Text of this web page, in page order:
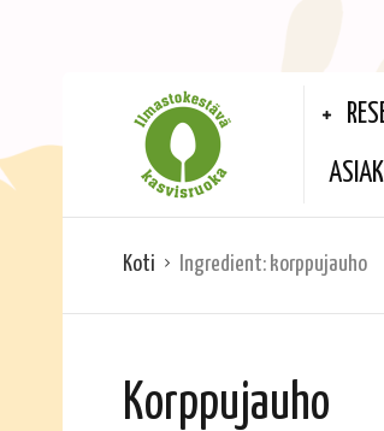
Koti Ingredient: korppujauho
Korppujauho